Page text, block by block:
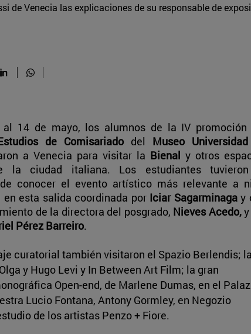
de Venecia las explicaciones de su responsable de
al 14 de mayo, los alumnos de la IV promoción
de Comisariado del Museo
a Venecia para visitar la Bienal y otros
la ciudad italiana. Los estudiantes
conocer el evento artístico más relevante a
esta salida coordinada por Iciar Sagarminagay
de la directora del posgrado, Nieves Acedo,
Pérez Barreiro.
curatorial también visitaron el Spazio Berlendis;
y Hugo Levi y In Between Art Film; la gran
Open-end, de Marlene Dumas, en el
Lucio Fontana, Antony Gormley, en Negozio
de los artistas Penzo + Fiore.